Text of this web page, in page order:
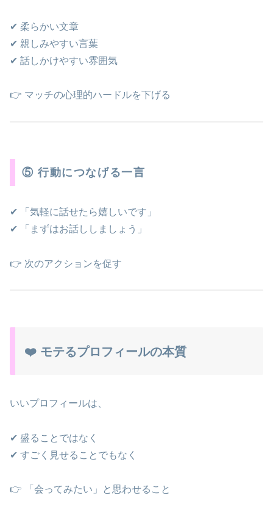
✔ 柔らかい文章
✔ 親しみやすい言葉
✔ 話しかけやすい雰囲気
👉 マッチの心理的ハードルを下げる
⑤ 行動につなげる一言
✔ 「気軽に話せたら嬉しいです」
✔ 「まずはお話ししましょう」
👉 次のアクションを促す
❤️ モテるプロフィールの本質
いいプロフィールは、
✔ 盛ることではなく
✔ すごく見せることでもなく
👉 「会ってみたい」と思わせること